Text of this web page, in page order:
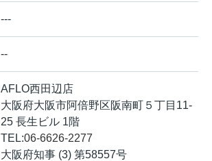
---
--
AFLO西田辺店
大阪府大阪市阿倍野区阪南町５丁目11-
25 長生ビル 1階
TEL:06-6626-2277
大阪府知事 (3) 第58557号